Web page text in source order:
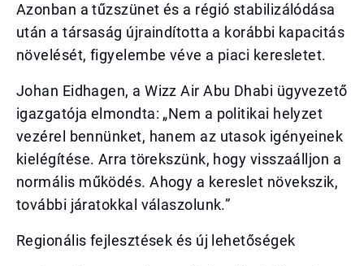
Azonban a tűzszünet és a régió stabilizálódása
után a társaság újraindította a korábbi kapacitás
növelését, figyelembe véve a piaci keresletet.
Johan Eidhagen, a Wizz Air Abu Dhabi ügyvezető
igazgatója elmondta: „Nem a politikai helyzet
vezérel bennünket, hanem az utasok igényeinek
kielégítése. Arra törekszünk, hogy visszaálljon a
normális működés. Ahogy a kereslet növekszik,
további járatokkal válaszolunk.”
Regionális fejlesztések és új lehetőségek